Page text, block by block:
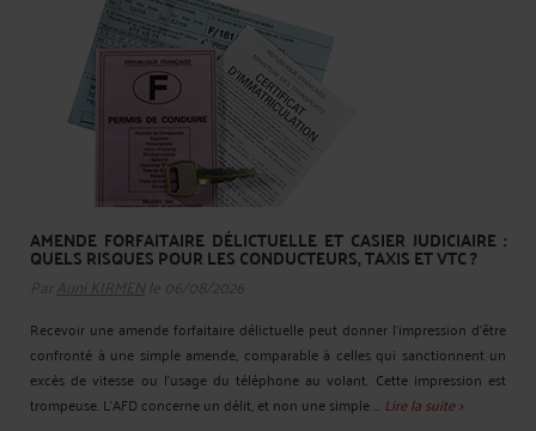
AMENDE FORFAITAIRE DÉLICTUELLE ET CASIER JUDICIAIRE :
QUELS RISQUES POUR LES CONDUCTEURS, TAXIS ET VTC ?
Par Auni KIRMEN le 06/08/2026
Recevoir une amende forfaitaire délictuelle peut donner l’impression d’être
confronté à une simple amende, comparable à celles qui sanctionnent un
excès de vitesse ou l’usage du téléphone au volant. Cette impression est
trompeuse. L’AFD concerne un délit, et non une simple ... Lire la suite >